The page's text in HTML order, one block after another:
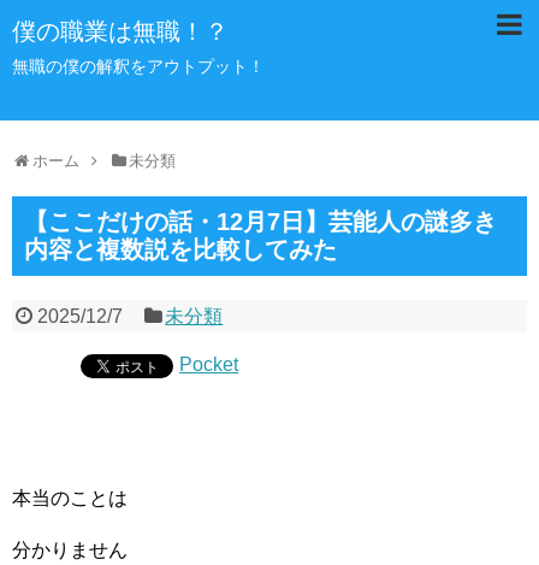
僕の職業は無職！？
無職の僕の解釈をアウトプット！
ホーム 未分類
【ここだけの話・12月7日】芸能人の謎多き
内容と複数説を比較してみた
2025/12/7 未分類
Pocket
本当のことは
分かりません